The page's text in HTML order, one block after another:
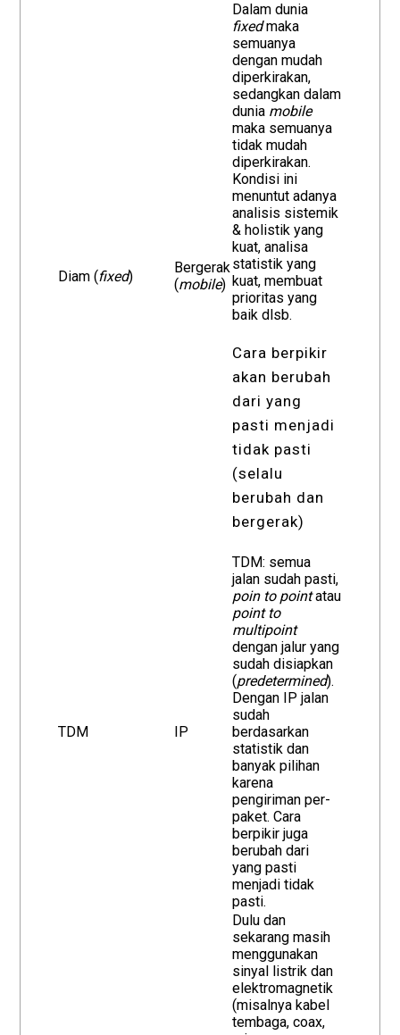
Diam (fixed)
Bergerak
(mobile)
Dalam dunia
fixedmaka
semuanya
dengan mudah
diperkirakan,
sedangkan dalam
dunia mobile
maka semuanya
tidak mudah
diperkirakan.
Kondisi ini
menuntut adanya
analisis sistemik
& holistik yang
kuat, analisa
statistik yang
kuat, membuat
prioritas yang
baik dlsb.
Cara berpikir
akan berubah
dari yang
pasti menjadi
tidak pasti
(selalu
berubah dan
bergerak)
TDM IP
TDM: semua
jalan sudah pasti,
poin to pointatau
point to
multipoint
dengan jalur yang
sudah disiapkan
(predetermined).
Dengan IP jalan
sudah
berdasarkan
statistik dan
banyak pilihan
karena
pengiriman per-
paket. Cara
berpikir juga
berubah dari
yang pasti
menjadi tidak
pasti.
Dulu dan
sekarang masih
menggunakan
sinyal listrik dan
elektromagnetik
(misalnya kabel
tembaga, coax,